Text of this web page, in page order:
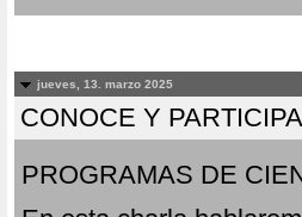
jueves, 13. marzo 2025
CONOCE Y
PROGRAMAS DE